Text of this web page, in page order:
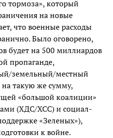
тормоза», который
на новые
что военные расходы
Было оговорено,
будет на 500 миллиардов
пропаганде,
земельный/местный
такую же сумму,
«большой коалиции»
(ХДС/ХСС) и социал-
«Зеленых»),
к войне.